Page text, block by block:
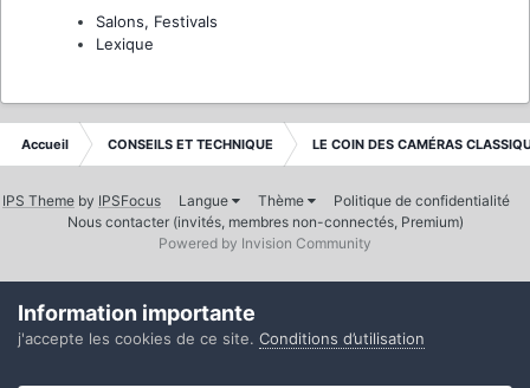
Salons, Festivals
Lexique
Accueil CONSEILS ET TECHNIQUE LE COIN DES CAMÉRAS
IPS Theme by IPSFocus Langue Thème
Politique de confidentialité
Nous contacter (invités, membres non-connectés, Premium)
Powered by Invision Community
Information importante
j'accepte les cookies de ce site. Conditions d’utilisation